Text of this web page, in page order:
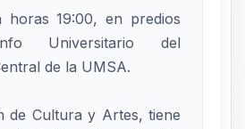
horas 19:00, en predios
Universitario del
de la UMSA.
de Cultura y Artes, tiene